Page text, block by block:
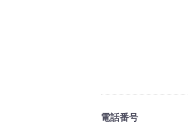
電話番号